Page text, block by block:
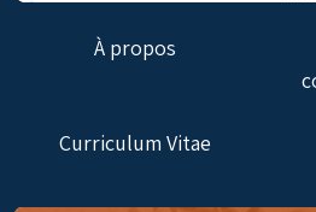
À propos
Curriculum Vitae